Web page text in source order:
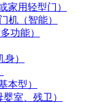
家用轻型门）
机（智能）
功能）
）
本型）
室、残卫）